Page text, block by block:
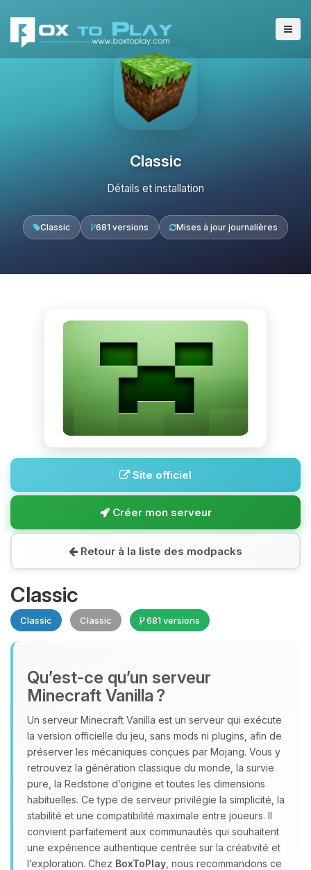
Classic
Détails et installation
Classic 681 versions Mises à jour journalières
Site officiel
Créer mon serveur
Retour à la liste des modpacks
Classic
Classic Classic 681 versions
Qu’est‑ce qu’un serveur
Minecraft Vanilla ?
Un serveur Minecraft Vanilla est un serveur qui exécute
la version officielle du jeu, sans mods ni plugins, afin de
préserver les mécaniques conçues par Mojang. Vous y
retrouvez la génération classique du monde, la survie
pure, la Redstone d’origine et toutes les dimensions
habituelles. Ce type de serveur privilégie la simplicité, la
stabilité et une compatibilité maximale entre joueurs. Il
convient parfaitement aux communautés qui souhaitent
une expérience authentique centrée sur la créativité et
l’exploration. Chez BoxToPlay , nous recommandons ce
Youpi, enfin quelqu’un pour me
parler ! Moi c’est Choupy, ton petit
assistant BoxToPlay. Dis-moi ce dont
tu as besoin et je vais remuer mes
petits circuits pour t’aider.
06/08/2026 à 08:30